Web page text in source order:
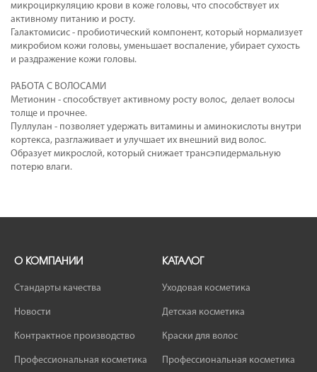
микроциркуляцию крови в коже головы, что способствует их
активному питанию и росту.
Галактомисис - пробиотический компонент, который нормализует
микробиом кожи головы, уменьшает воспаление, убирает сухость
и раздражение кожи головы.
РАБОТА С ВОЛОСАМИ
Метионин - способствует активному росту волос, делает волосы
толще и прочнее.
Пуллулан - позволяет удержать витамины и аминокислоты внутри
кортекса, разглаживает и улучшает их внешний вид волос.
Образует микрослой, который снижает трансэпидермальную
потерю влаги.
О КОМПАНИИ
Стандарты качества
Новости
Контрактное производство
Профессиональная косметика
КАТАЛОГ
Уходовая косметика
Детская косметика
Краски для волос
Профессиональная косметика